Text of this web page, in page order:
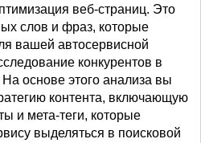
веб-страниц. Это
слов и фраз, которые
вашей автосервисной
конкурентов в
основе этого анализа вы
контента, включающую
и мета-теги, которые
выделяться в поисковой